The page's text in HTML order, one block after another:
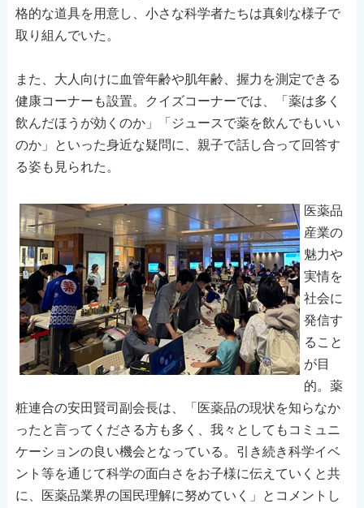
格的な道具を用意し、小さな科学者たちは真剣な様子で
取り組んでいた。
また、大人向けに血管年齢や肌年齢、握力を測定できる
健康コーナーも設置。クイズコーナーでは、「薬は多く
飲んだほうが効くのか」「ジュースで薬を飲んでもいい
のか」といった身近な疑問に、親子で話し合って回答す
る姿も見られた。
医薬品
産業の
魅力や
実情を
社会に
発信す
ること
が目
的。薬
粧連合の安田賢司副会長は、「医薬品の現状を知らなか
ったと言ってくださる方も多く、我々としてもコミュニ
ケーションの良い機会となっている。引き続き科学イベ
ント等を通じて科学の面白さをお子様に伝えていくと共
に、医薬品業界の国民理解に努めていく」とコメントし